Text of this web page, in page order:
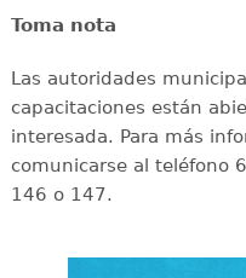
Toma nota
Las autoridades
capacitaciones están
interesada. Para más
comunicarse al teléfono
146 o 147.